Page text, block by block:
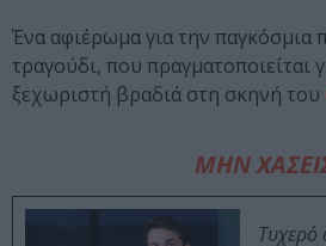
Ένα αφιέρωμα για την παγκόσμια
τραγούδι, που
ξεχωριστή βραδιά στη σκηνή του
ΜΗΝ